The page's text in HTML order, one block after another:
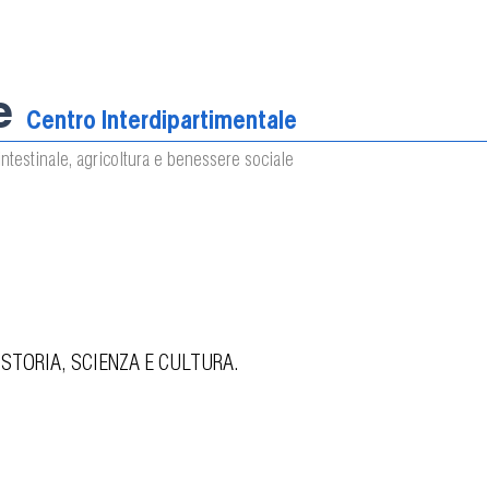
Centro Interdipartimentale
agricoltura e benessere sociale
SCIENZA E CULTURA.